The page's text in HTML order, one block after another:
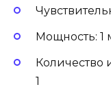
Мощность: 1
Количество
1